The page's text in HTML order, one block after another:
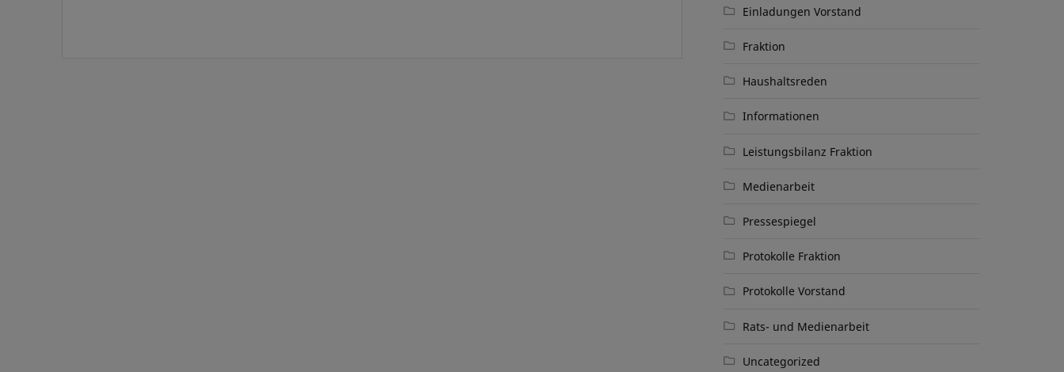
Einladungen Vorstand
Fraktion
Haushaltsreden
Informationen
Leistungsbilanz Fraktion
Medienarbeit
Pressespiegel
Protokolle Fraktion
Protokolle Vorstand
Rats- und Medienarbeit
Uncategorized